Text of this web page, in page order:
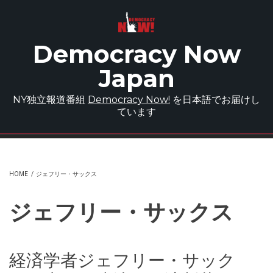
Democracy Now
Japan
NY独立報道番組 Democracy Now! を日本語でお届けし
ています
HOME / ジェフリー・サックス
ジェフリー・サックス
経済学者ジェフリー・サック